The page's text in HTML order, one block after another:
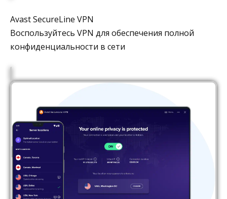
Avast SecureLine VPN
Воспользуйтесь VPN для обеспечения полной
конфиденциальности в сети